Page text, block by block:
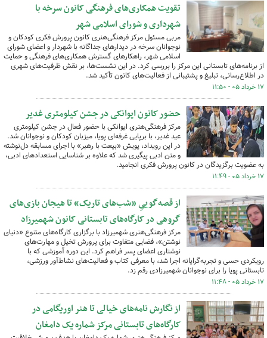
تقویت همکاری‌های فرهنگی کانون سرخه با
شهرداری و شورای اسلامی شهر
مربی مسئول مرکز فرهنگی‌هنری کانون پرورش فکری کودکان و
نوجوانان سرخه در دیدارهای جداگانه با شهردار و اعضای شورای
اسلامی شهر، راهکارهای گسترش همکاری‌های فرهنگی و حمایت
از برنامه‌های تابستانی این مرکز را بررسی کرد. در این نشست‌ها، بر نقش ظرفیت‌های شهری
در اطلاع‌رسانی، تبلیغ و پشتیبانی از فعالیت‌های کانون تأکید شد.
۱۷ خرداد ۰۵ - ۱۱:۵۰
حضور کانون ایوانکی در جشن کیلومتری غدیر
مرکز فرهنگی‌هنری ایوانکی با حضور فعال در جشن کیلومتری
عید غدیر، با برپایی غرفه‌ای پویا، میزبان کودکان و نوجوانان شد.
در این رویداد، پویش «بیعت با رهبر» با اجرای مسابقه دل‌نوشته
و متن ادبی پیگیری شد که علاوه بر شناسایی استعدادهای ادبی،
به عضویت برگزیدگان در کانون پرورش فکری انجامید.
۱۷ خرداد ۰۵ - ۱۱:۴۹
از قصه‌گوییِ «شب‌های تاریک» تا هیجان بازی‌های
گروهی در کارگاه‌های تابستانی کانون شهمیرزاد
مرکز فرهنگی‌هنری شهمیرزاد با برگزاری کارگاه‌های متنوع «دنیای
نوشتن»، فضایی متفاوت برای پرورش تخیل و مهارت‌های
نوشتاری اعضای پسر فراهم کرد. این دوره آموزشی که با
رویکردی حسی و تجربه‌گرایانه اجرا شد، با معرفی کتاب و فعالیت‌های نشاط‌آور ورزشی،
تابستانی پویا را برای نوجوانان شهمیرزادی رقم زد.
۱۷ خرداد ۰۵ - ۱۱:۴۸
از نگارش نامه‌های خیالی تا هنر اوریگامی در
کارگاه‌های تابستانی مرکز شماره یک دامغان